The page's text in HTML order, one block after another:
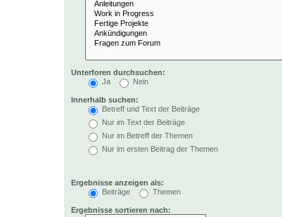
Unterforen durchsuchen:
Ja
Nein
Innerhalb suchen:
Betreff und Text der Beiträge
Nur im Text der Beiträge
Nur im Betreff der Themen
Nur im ersten Beitrag der Themen
Ergebnisse anzeigen als:
Beiträge
Themen
Ergebnisse sortieren nach: